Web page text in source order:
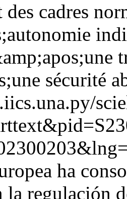
cadres
sécurité
ha
la regulación